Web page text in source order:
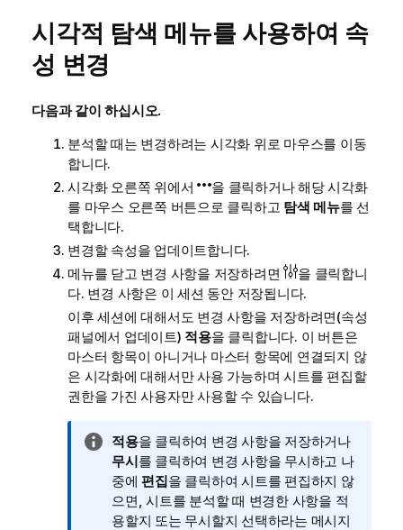
시각적 탐색 메뉴를 사용하여 속
성 변경
다음과 같이 하십시오.
분석할 때는 변경하려는 시각화 위로 마우스를 이동
합니다.
시각화 오른쪽 위에서
을 클릭하거나 해당 시각화
를 마우스 오른쪽 버튼으로 클릭하고 탐색 메뉴를 선
택합니다.
변경할 속성을 업데이트합니다.
메뉴를 닫고 변경 사항을 저장하려면
을 클릭합니
다. 변경 사항은 이 세션 동안 저장됩니다.
이후 세션에 대해서도 변경 사항을 저장하려면(속성
패널에서 업데이트) 적용을 클릭합니다. 이 버튼은
마스터 항목이 아니거나 마스터 항목에 연결되지 않
은 시각화에 대해서만 사용 가능하며 시트를 편집할
권한을 가진 사용자만 사용할 수 있습니다.
정
보
메
모
적용을 클릭하여 변경 사항을 저장하거나
무시를 클릭하여 변경 사항을 무시하고 나
중에 편집을 클릭하여 시트를 편집하지 않
으면, 시트를 분석할 때 변경한 사항을 적
용할지 또는 무시할지 선택하라는 메시지